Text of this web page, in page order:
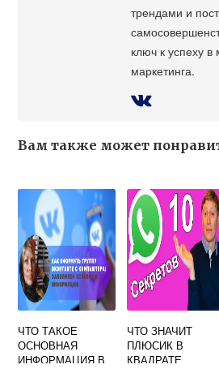
трендами и
ключ к успеху
маркетинга.
Вам также может
ЧТО ТАКОЕ
ОСНОВНАЯ
ИНФОРМАЦИЯ В
ЧТО ЗНАЧИТ
ПЛЮСИК В
КВАДРАТЕ